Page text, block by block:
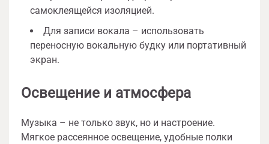
самоклеящейся изоляцией.
Для записи вокала – использовать
переносную вокальную будку или портативный
экран.
Освещение и атмосфера
Музыка – не только звук, но и настроение.
Мягкое рассеянное освещение, удобные полки